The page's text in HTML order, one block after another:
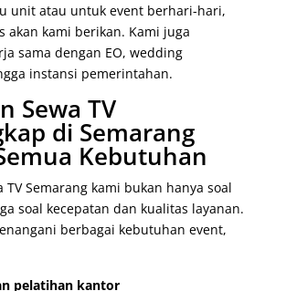
unit atau untuk event berhari-hari,
akan kami berikan. Kami juga
sama dengan EO, wedding
instansi pemerintahan.
Sewa TV
di Semarang
Kebutuhan
TV Semarang kami bukan hanya soal
soal kecepatan dan kualitas layanan.
berbagai kebutuhan event,
pelatihan kantor